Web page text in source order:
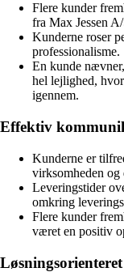
Flere kunder
fra Max Jessen
Kunderne roser
professionalisme.
En kunde
hel lejlighed,
igennem.
Effektiv
Kunderne er
virksomheden og
Leveringstider
omkring
Flere kunder
været en positiv